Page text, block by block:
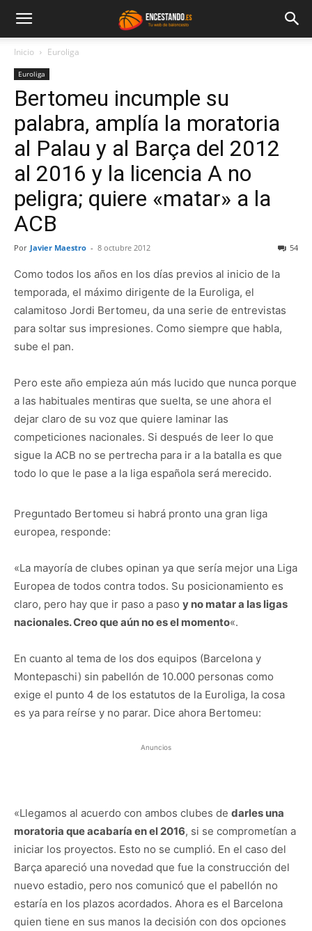
Inicio Euroliga
Euroliga
Bertomeu incumple su
palabra, amplía la moratoria
al Palau y al Barça del 2012
al 2016 y la licencia A no
peligra; quiere «matar» a la
ACB
Por Javier Maestro - 8 octubre 2012 54
Como todos los años en los días previos al inicio de la
temporada, el máximo dirigente de la Euroliga, el
calamitoso Jordi Bertomeu, da una serie de entrevistas
para soltar sus impresiones. Como siempre que habla,
sube el pan.
Pero este año empieza aún más lucido que nunca porque
a las habituales mentiras que suelta, se une ahora el
dejar claro de su voz que quiere laminar las
competiciones nacionales. Si después de leer lo que
sigue la ACB no se pertrecha para ir a la batalla es que
todo lo que le pase a la liga española será merecido.
Preguntado Bertomeu si habrá pronto una gran liga
europea, responde:
«La mayoría de clubes opinan ya que sería mejor una Liga
Europea de todos contra todos. Su posicionamiento es
claro, pero hay que ir paso a paso y no matar a las ligas
nacionales. Creo que aún no es el momento«.
En cuanto al tema de los dos equipos (Barcelona y
Montepaschi) sin pabellón de 10.000 personas como
exige el punto 4 de los estatutos de la Euroliga, la cosa
es ya para reírse y no parar. Dice ahora Bertomeu:
Anuncios
«Llegamos al acuerdo con ambos clubes de darles una
moratoria que acabaría en el 2016, si se comprometían a
iniciar los proyectos. Esto no se cumplió. En el caso del
Barça­ apareció una novedad que fue la construcción del
nuevo estadio, pero nos comunicó que el pabellón no
estaría en los plazos acordados. Ahora es el Barcelona
quien tiene en sus manos la decisión con dos opciones